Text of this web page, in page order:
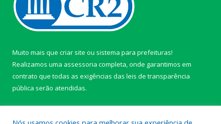
Muito mais que criar site ou sistema para prefeituras!
Realizamos uma assessoria completa, onde garantimos em
contrato que todas as exigências das leis de transparência
pública serão atendidas.